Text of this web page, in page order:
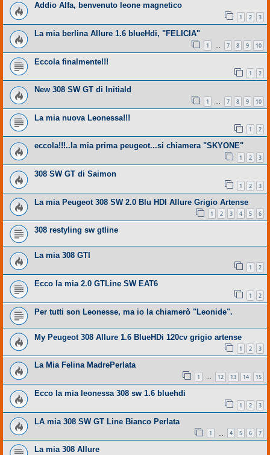
Addio Alfa, benvenuto leone magnetico
1 2 3
La mia berlina Allure 1.6 blueHdi, "FELICIA"
1 7 8 9 10
Eccola finalmente!!!
1 2
New 308 SW GT di Initiald
1 … 7 8 9 10
La mia nuova Leonessa!!!
1 2
eccola!!!..la mia prima peugeot...si chiamera "SKYONE"
1 2 3
308 SW GT di Saimon
1 2 3
La mia Peugeot 308 SW 2.0 Blu HDI Allure Grigio Artense
1 2 3 4 5 6
308 restyling sw gtline
La mia 308 GTI
1 2
Ecco la mia 2.0 GTLine SW EAT6
1 2
Per tutti son Leonesse, ma io la chiamerò "Leonide".
My Peugeot 308 Allure 1.6 BlueHDi 120cv grigio artense
1 2 3
La Mia Felina MadrePerlata
1 … 12 13 14 15
Ecco la mia leonessa 308 sw 1.6 bluehdi
1 2 3
LA mia 308 SW GT Line Bianco Perlata
1 4 5 6 7
La mia 308 Allure